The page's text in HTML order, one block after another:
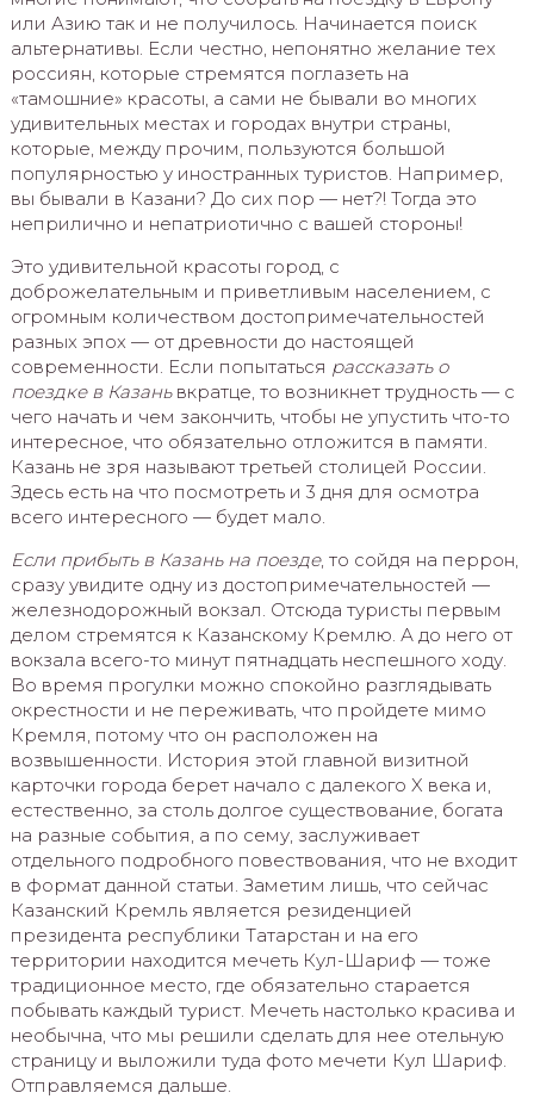
или Азию так и не получилось. Начинается поиск
альтернативы. Если честно, непонятно желание тех
россиян, которые стремятся поглазеть на
«тамошние» красоты, а сами не бывали во многих
удивительных местах и городах внутри страны,
которые, между прочим, пользуются большой
популярностью у иностранных туристов. Например,
вы бывали в Казани? До сих пор — нет?! Тогда это
неприлично и непатриотично с вашей стороны!
Это удивительной красоты город, с
доброжелательным и приветливым населением, с
огромным количеством достопримечательностей
разных эпох — от древности до настоящей
современности. Если попытаться рассказать о
поездке в Казаньвкратце, то возникнет трудность — с
чего начать и чем закончить, чтобы не упустить что-то
интересное, что обязательно отложится в памяти.
Казань не зря называют третьей столицей России.
Здесь есть на что посмотреть и 3 дня для осмотра
всего интересного — будет мало.
Если прибыть в Казань на поезде, то сойдя на перрон,
сразу увидите одну из достопримечательностей —
железнодорожный вокзал. Отсюда туристы первым
делом стремятся к Казанскому Кремлю. А до него от
вокзала всего-то минут пятнадцать неспешного ходу.
Во время прогулки можно спокойно разглядывать
окрестности и не переживать, что пройдете мимо
Кремля, потому что он расположен на
возвышенности. История этой главной визитной
карточки города берет начало с далекого X века и,
естественно, за столь долгое существование, богата
на разные события, а по сему, заслуживает
отдельного подробного повествования, что не входит
в формат данной статьи. Заметим лишь, что сейчас
Казанский Кремль является резиденцией
президента республики Татарстан и на его
территории находится мечеть Кул-Шариф — тоже
традиционное место, где обязательно старается
побывать каждый турист. Мечеть настолько красива и
необычна, что мы решили сделать для нее отельную
страницу и выложили туда фото мечети Кул Шариф.
Отправляемся дальше.